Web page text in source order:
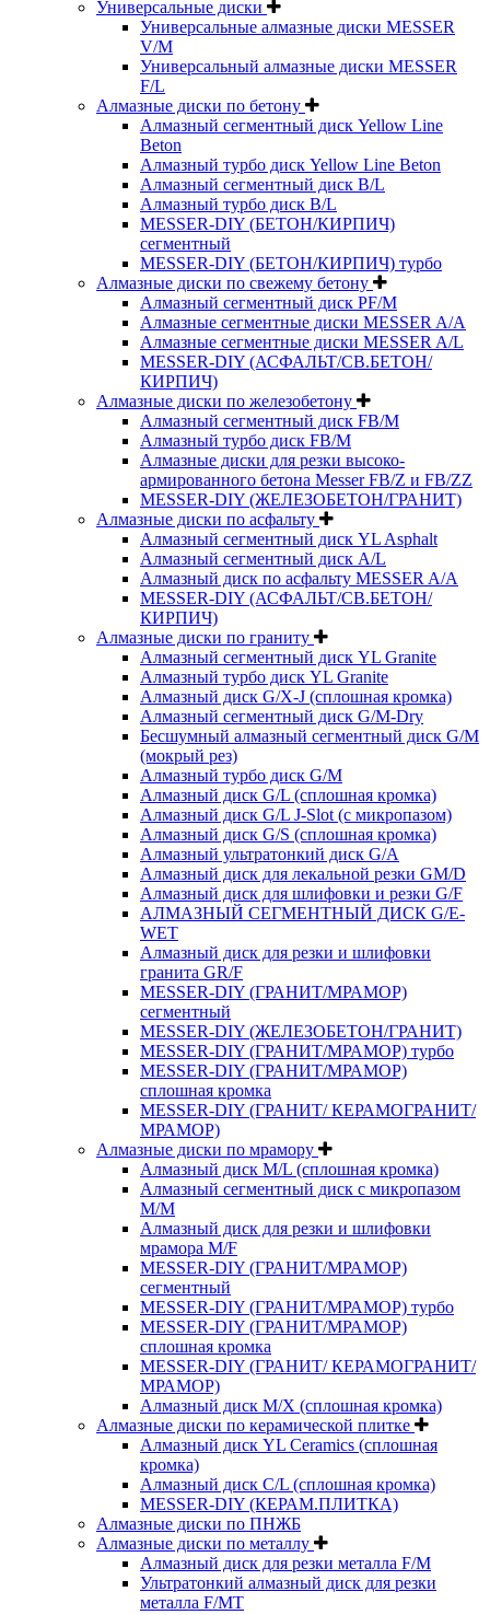
Универсальные диски
Универсальные алмазные диски MESSER
V/M
Универсальный алмазные диски MESSER
F/L
Алмазные диски по бетону
Алмазный сегментный диск Yellow Line
Beton
Алмазный турбо диск Yellow Line Beton
Алмазный сегментный диск B/L
Алмазный турбо диск B/L
MESSER-DIY (БЕТОН/КИРПИЧ)
сегментный
MESSER-DIY (БЕТОН/КИРПИЧ) турбо
Алмазные диски по свежему бетону
Алмазный сегментный диск PF/M
Алмазные сегментные диски MESSER A/A
Алмазные сегментные диски MESSER A/L
MESSER-DIY (АСФАЛЬТ/СВ.БЕТОН/
КИРПИЧ)
Алмазные диски по железобетону
Алмазный сегментный диск FB/M
Алмазный турбо диск FB/M
Алмазные диски для резки высоко-
армированного бетона Messer FB/Z и FB/ZZ
MESSER-DIY (ЖЕЛЕЗОБЕТОН/ГРАНИТ)
Алмазные диски по асфальту
Алмазный сегментный диск YL Asphalt
Алмазный сегментный диск A/L
Алмазный диск по асфальту MESSER A/A
MESSER-DIY (АСФАЛЬТ/СВ.БЕТОН/
КИРПИЧ)
Алмазные диски по граниту
Алмазный сегментный диск YL Granite
Алмазный турбо диск YL Granite
Алмазный диск G/X-J (сплошная кромка)
Алмазный сегментный диск G/M-Dry
Бесшумный алмазный сегментный диск G/M
(мокрый рез)
Алмазный турбо диск G/M
Алмазный диск G/L (сплошная кромка)
Алмазный диск G/L J-Slot (с микропазом)
Алмазный диск G/S (сплошная кромка)
Алмазный ультратонкий диск G/A
Алмазный диск для лекальной резки GM/D
Алмазный диск для шлифовки и резки G/F
АЛМАЗНЫЙ СЕГМЕНТНЫЙ ДИСК G/E-
WET
Алмазный диск для резки и шлифовки
гранита GR/F
MESSER-DIY (ГРАНИТ/МРАМОР)
сегментный
MESSER-DIY (ЖЕЛЕЗОБЕТОН/ГРАНИТ)
MESSER-DIY (ГРАНИТ/МРАМОР) турбо
MESSER-DIY (ГРАНИТ/МРАМОР)
сплошная кромка
MESSER-DIY (ГРАНИТ/ КЕРАМОГРАНИТ/
МРАМОР)
Алмазные диски по мрамору
Алмазный диск M/L (сплошная кромка)
Алмазный сегментный диск с микропазом
M/M
Алмазный диск для резки и шлифовки
мрамора M/F
MESSER-DIY (ГРАНИТ/МРАМОР)
сегментный
MESSER-DIY (ГРАНИТ/МРАМОР) турбо
MESSER-DIY (ГРАНИТ/МРАМОР)
сплошная кромка
MESSER-DIY (ГРАНИТ/ КЕРАМОГРАНИТ/
МРАМОР)
Алмазный диск M/X (сплошная кромка)
Алмазные диски по керамической плитке
Алмазный диск YL Ceramics (сплошная
кромка)
Алмазный диск C/L (сплошная кромка)
MESSER-DIY (КЕРАМ.ПЛИТКА)
Алмазные диски по ПНЖБ
Алмазные диски по металлу
Алмазный диск для резки металла F/M
Ультратонкий алмазный диск для резки
металла F/MT